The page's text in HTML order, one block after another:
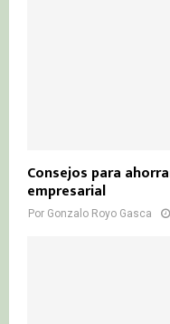
Consejos para
empresarial
Por Gonzalo Royo Gasca